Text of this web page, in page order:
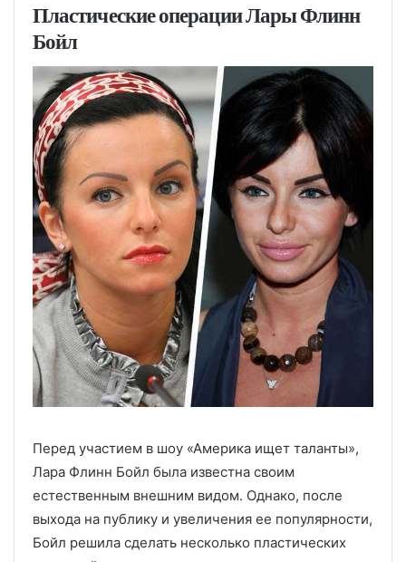
Пластические операции Лары Флинн
Бойл
Перед участием в шоу «Америка ищет таланты»,
Лара Флинн Бойл была известна своим
естественным внешним видом. Однако, после
выхода на публику и увеличения ее популярности,
Бойл решила сделать несколько пластических